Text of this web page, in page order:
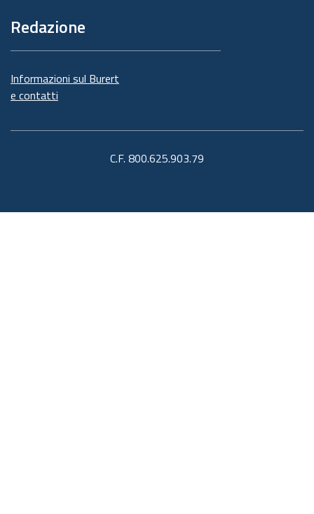
Redazione
Informazioni sul Burert
e contatti
C.F. 800.625.903.79